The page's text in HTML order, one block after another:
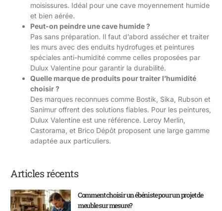
moisissures. Idéal pour une cave moyennement humide
et bien aérée.
Peut-on peindre une cave humide ?
Pas sans préparation. Il faut d’abord assécher et traiter
les murs avec des enduits hydrofuges et peintures
spéciales anti-humidité comme celles proposées par
Dulux Valentine pour garantir la durabilité.
Quelle marque de produits pour traiter l’humidité
choisir ?
Des marques reconnues comme Bostik, Sika, Rubson et
Sanimur offrent des solutions fiables. Pour les peintures,
Dulux Valentine est une référence. Leroy Merlin,
Castorama, et Brico Dépôt proposent une large gamme
adaptée aux particuliers.
Articles récents
Comment choisir un ébéniste pour un projet de
meuble sur mesure?